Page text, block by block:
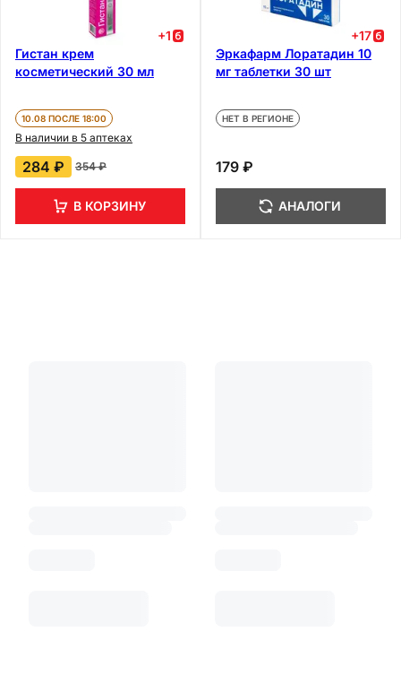
+1
Гистан крем
косметический 30 мл
10.08 ПОСЛЕ 18:00
В наличии в 5 аптеках
284 ₽ 354 ₽
В КОРЗИНУ
+17
Эркафарм Лоратадин 10
мг таблетки 30 шт
НЕТ В РЕГИОНЕ
179 ₽
АНАЛОГИ